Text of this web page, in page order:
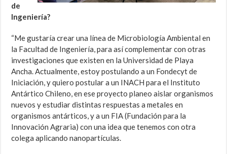
de
Ingeniería?
“Me gustaría crear una línea de Microbiología Ambiental en
la Facultad de Ingeniería, para así complementar con otras
investigaciones que existen en la Universidad de Playa
Ancha. Actualmente, estoy postulando a un Fondecyt de
Iniciación, y quiero postular a un INACH para el Instituto
Antártico Chileno, en ese proyecto planeo aislar organismos
nuevos y estudiar distintas respuestas a metales en
organismos antárticos, y a un FIA (Fundación para la
Innovación Agraria) con una idea que tenemos con otra
colega aplicando nanopartículas.